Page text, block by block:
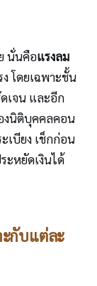
นั่นคือแรงลม
โดยเฉพาะชั้น
เจน และอีก
งนิติบุคคลคอน
เบียง เช็กก่อน
ะหยัดเงินได้
กับแต่ละ